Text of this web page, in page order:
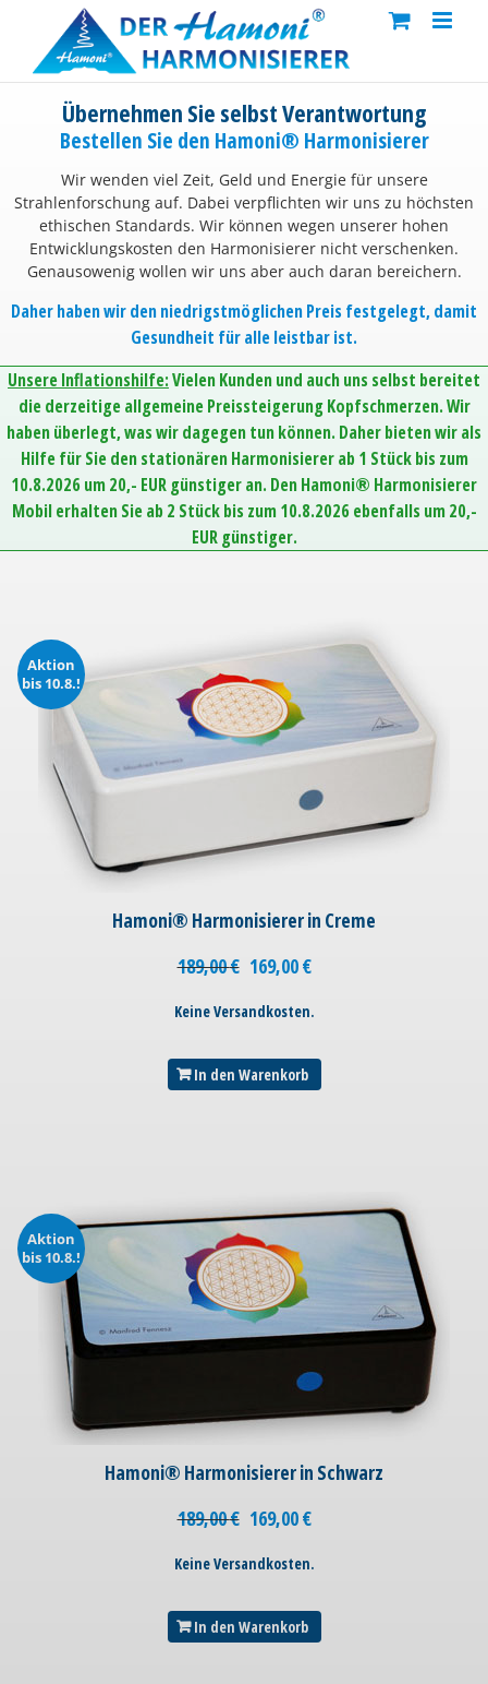
content
Übernehmen Sie selbst Verantwortung
Bestellen Sie den Hamoni® Harmonisierer
Wir wenden viel Zeit, Geld und Energie für unsere
Strahlenforschung auf. Dabei verpflichten wir uns zu höchsten
ethischen Standards. Wir können wegen unserer hohen
Entwicklungskosten den Harmonisierer nicht verschenken.
Genausowenig wollen wir uns aber auch daran bereichern.
Daher haben wir den niedrigstmöglichen Preis festgelegt, damit
Gesundheit für alle leistbar ist.
Unsere Inflationshilfe:Vielen Kunden und auch uns selbst bereitet
die derzeitige allgemeine Preissteigerung Kopfschmerzen. Wir
haben überlegt, was wir dagegen tun können. Daher bieten wir als
Hilfe für Sie den stationären Harmonisierer ab 1 Stück bis zum
10.8.2026 um 20,- EUR günstiger an. Den Hamoni® Harmonisierer
Mobil erhalten Sie ab 2 Stück bis zum 10.8.2026 ebenfalls um 20,-
EUR günstiger.
Aktion
bis 10.8.!
Hamoni® Harmonisierer in Creme
189,00€ 169,00€
Keine Versandkosten.
In den Warenkorb
Aktion
bis 10.8.!
Hamoni® Harmonisierer in Schwarz
189,00€ 169,00€
Keine Versandkosten.
In den Warenkorb